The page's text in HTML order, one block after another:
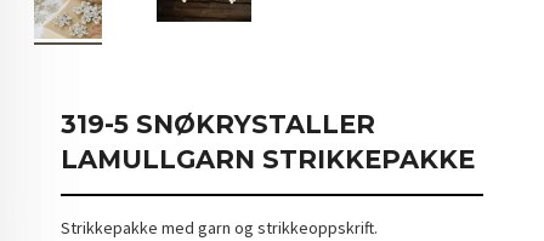
319-5 SNØKRYSTALLER
LAMULLGARN STRIKKEPAKKE
Strikkepakke med garn og strikkeoppskrift.